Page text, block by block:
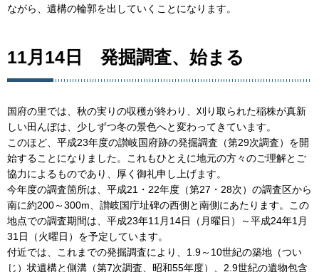
ながら、遺構の輪郭を出していくことになります。
11月14日 発掘調査、始まる
国府の里では、秋の実りの収穫が終わり、刈り取られた稲株が真新
しい田んぼは、少しずつ冬の景色へと変わってきています。
このほど、平成23年度の讃岐国府跡の発掘調査（第29次調査）を開
始することになりました。これもひとえに地元の方々のご理解とご
協力によるものであり、厚く御礼申し上げます。
今年度の調査箇所は、平成21・22年度（第27・28次）の調査区から
南に約200～300m、讃岐国庁址碑の西側と南側にあたります。この
地点での調査期間は、平成23年11月14日（月曜日）～平成24年1月
31日（火曜日）を予定しています。
付近では、これまでの発掘調査により、1.9～10世紀の築地（つい
じ）状遺構と側溝（第7次調査、昭和55年度）、2.9世紀の遺物包含